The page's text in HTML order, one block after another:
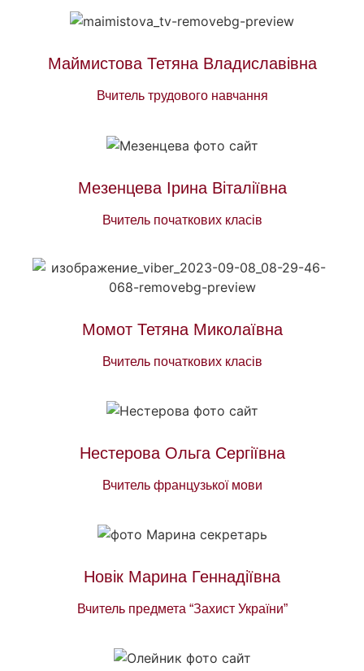
Маймистова Тетяна Владиславівна
Вчитель трудового навчання
Мезенцева Ірина Віталіївна
Вчитель початкових класів
Момот Тетяна Миколаївна
Вчитель початкових класів
Нестерова Ольга Сергіївна
Вчитель французької мови
Новік Марина Геннадіївна
Вчитель предмета “Захист України”